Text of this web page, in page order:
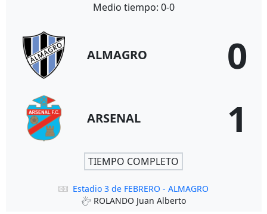
Medio tiempo: 0-0
ALMAGRO 0
ARSENAL 1
TIEMPO COMPLETO
Estadio 3 de FEBRERO - ALMAGRO
ROLANDO Juan Alberto